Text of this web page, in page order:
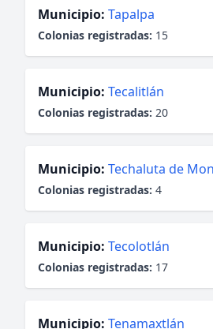
Municipio: Tapalpa
Colonias registradas: 15
Municipio: Tecalitlán
Colonias registradas: 20
Municipio: Techaluta de
Colonias registradas: 4
Municipio: Tecolotlán
Colonias registradas: 17
Municipio: Tenamaxtlán